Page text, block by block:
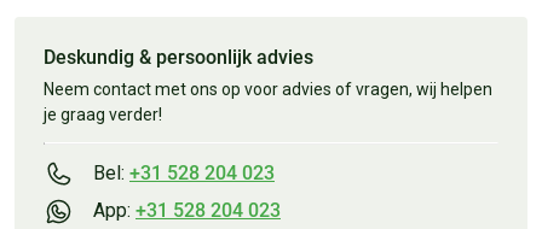
Deskundig & persoonlijk advies
Neem contact met ons op voor advies of vragen, wij helpen
je graag verder!
Bel: +31 528 204 023
App: +31 528 204 023